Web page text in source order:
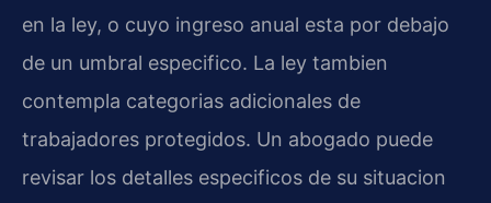
en la ley, o cuyo ingreso anual esta por debajo
de un umbral especifico. La ley tambien
contempla categorias adicionales de
trabajadores protegidos. Un abogado puede
revisar los detalles especificos de su situacion